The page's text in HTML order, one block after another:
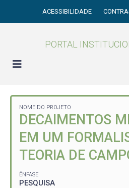
ACESSIBILIDADE
PORTAL
NOME DO PROJETO
DECAIMENTOS
EM UM
TEORIA DE
ÊNFASE
PESQUISA